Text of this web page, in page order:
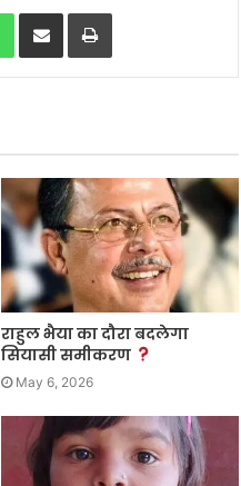
WhatsApp
राहुल भैया का दौरा बदलेगा
सियासी समीकरण
May 6, 2026